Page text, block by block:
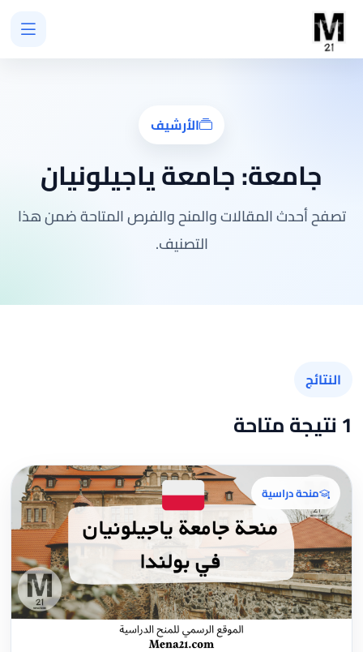
الأرشيف
جامعة:جامعة ياجيلونيان
تصفح أحدث المقالات والمنح والفرص المتاحة ضمن هذا
التصنيف.
النتائج
1 نتيجة متاحة
منحة دراسية